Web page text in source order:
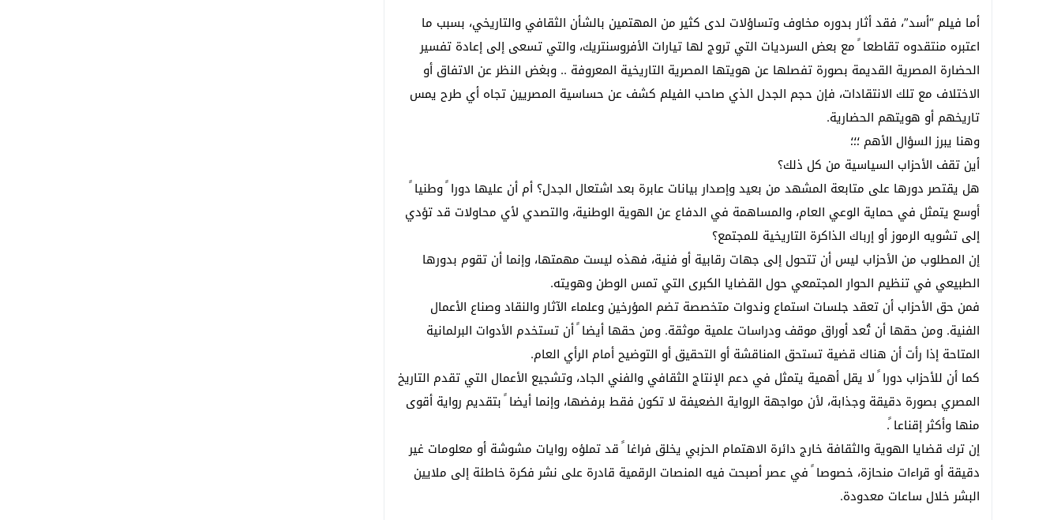
أما فيلم “أسد”، فقد أثار بدوره مخاوف وتساؤلات لدى كثير من المهتمين بالشأن الثقافي والتاريخي، بسبب ما
اعتبره منتقدوه تقاطعا ً مع بعض السرديات التي تروج لها تيارات الأفروسنتريك، والتي تسعى إلى إعادة تفسير
الحضارة المصرية القديمة بصورة تفصلها عن هويتها المصرية التاريخية المعروفة .. وبغض النظر عن الاتفاق أو
الاختلاف مع تلك الانتقادات، فإن حجم الجدل الذي صاحب الفيلم كشف عن حساسية المصريين تجاه أي طرح يمس
تاريخهم أو هويتهم الحضارية.
وهنا يبرز السؤال الأهم ؛؛؛
أين تقف الأحزاب السياسية من كل ذلك؟
هل يقتصر دورها على متابعة المشهد من بعيد وإصدار بيانات عابرة بعد اشتعال الجدل؟ أم أن عليها دورا ً وطنيا ً
أوسع يتمثل في حماية الوعي العام، والمساهمة في الدفاع عن الهوية الوطنية، والتصدي لأي محاولات قد تؤدي
إلى تشويه الرموز أو إرباك الذاكرة التاريخية للمجتمع؟
إن المطلوب من الأحزاب ليس أن تتحول إلى جهات رقابية أو فنية، فهذه ليست مهمتها، وإنما أن تقوم بدورها
الطبيعي في تنظيم الحوار المجتمعي حول القضايا الكبرى التي تمس الوطن وهويته.
فمن حق الأحزاب أن تعقد جلسات استماع وندوات متخصصة تضم المؤرخين وعلماء الآثار والنقاد وصناع الأعمال
الفنية. ومن حقها أن تُعد أوراق موقف ودراسات علمية موثقة. ومن حقها أيضا ً أن تستخدم الأدوات البرلمانية
المتاحة إذا رأت أن هناك قضية تستحق المناقشة أو التحقيق أو التوضيح أمام الرأي العام.
كما أن للأحزاب دورا ً لا يقل أهمية يتمثل في دعم الإنتاج الثقافي والفني الجاد، وتشجيع الأعمال التي تقدم التاريخ
المصري بصورة دقيقة وجذابة، لأن مواجهة الرواية الضعيفة لا تكون فقط برفضها، وإنما أيضا ً بتقديم رواية أقوى
منها وأكثر إقناعا ً.
إن ترك قضايا الهوية والثقافة خارج دائرة الاهتمام الحزبي يخلق فراغا ً قد تملؤه روايات مشوشة أو معلومات غير
دقيقة أو قراءات منحازة، خصوصا ً في عصر أصبحت فيه المنصات الرقمية قادرة على نشر فكرة خاطئة إلى ملايين
البشر خلال ساعات معدودة.